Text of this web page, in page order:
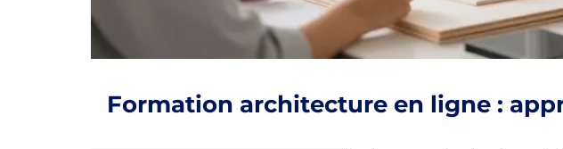
Formation architecture en ligne :